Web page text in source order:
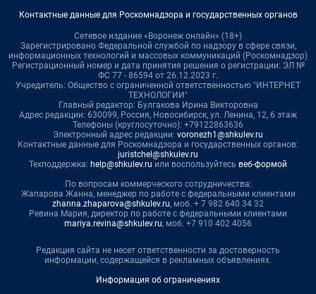
Контактные данные для Роскомнадзора и государственных органов
Сетевое издание «Воронеж онлайн» (18+)
Зарегистрировано Федеральной службой по надзору в сфере связи,
информационных технологий и массовых коммуникаций (Роскомнадзор)
Регистрационный номер и дата принятия решения о регистрации: ЭЛ №
ФС 77 - 86594 от 26.12.2023 г.
Учредитель: Общество с ограниченной ответственностью "ИНТЕРНЕТ
ТЕХНОЛОГИИ"
Главный редактор: Булгакова Ирина Викторовна
Адрес редакции: 630099, Россия, Новосибирск, ул. Ленина, 12, 6 этаж
Телефоны (круглосуточно): +79122863636
Электронный адрес редакции: voronezh1@shkulev.ru
Контактные данные для Роскомнадзора и государственных органов:
juristchel@shkulev.ru
Техподдержка: help@shkulev.ru или воспользуйтесь веб-формой
По вопросам коммерческого сотрудничества:
Жапарова Жанна, менеджер по работе с федеральными клиентами
zhanna.zhaparova@shkulev.ru, моб. + 7 982 640 34 32
Ревина Мария, директор по работе с федеральными клиентами
mariya.revina@shkulev.ru, моб. +7 910 402 4056
Редакция сайта не несет ответственности за достоверность
информации, содержащейся в рекламных объявлениях.
Информация об ограничениях